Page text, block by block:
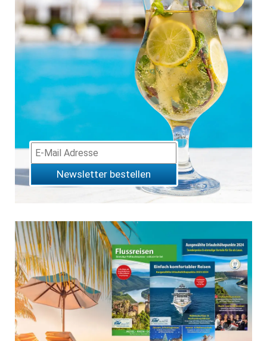
Newsletter bestellen